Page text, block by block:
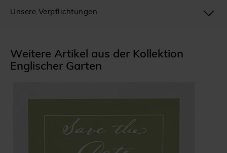
Weitere Artikel aus der Kollektion
Englischer Garten
Unsere Verpflichtungen